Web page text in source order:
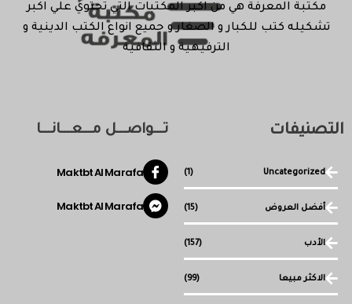
مكتبة المعرفة هي من اكبر المكتبات التي تحتوي علي اكبر
تشكيله كتب للكبار و الصغار و جميع انواع الكتب الدينية و
الترفيهية و الثقافية
التصنيفات
Uncategorized
(1)
أفضل العروض (15)
الأدب (157)
الاكثر مبيعا (99)
تـــواصـــل مـــعـــانـــا
Maktbt Al Marafa
Maktbt Al Marafa